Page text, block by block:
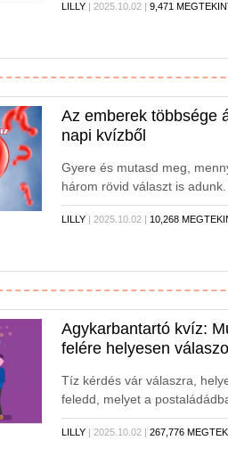
LILLY | 2025.10.02 |9,471
Az emberek többsége
napi kvízből
Gyere és mutasd meg,
három rövid választ is
LILLY | 2025.10.02 | 10,268
Agykarbantartó kvíz:
felére helyesen
Tíz kérdés vár válaszra,
feledd, melyet a
LILLY | 2025.10.02 |267,776